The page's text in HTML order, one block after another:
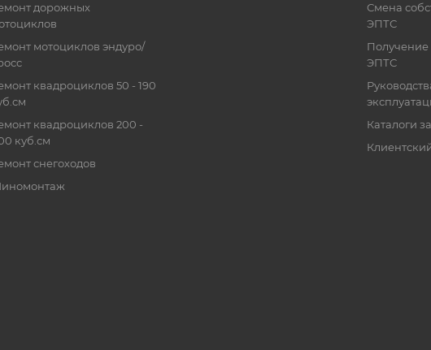
дорожных
мотоциклов эндуро/
квадроциклов 50 - 190
квадроциклов 200 -
куб.см
снегоходов
Смена
ЭПТС
ЭПТС
Каталоги